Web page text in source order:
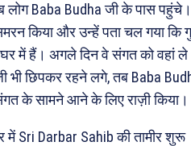
लोग Baba Budha जी के पास पहुंचे।
किया और उन्हें पता चल गया कि
घर में हैं। अगले दिन वे संगत को वहां ले
भी छिपकर रहने लगे, तब Baba
के सामने आने के लिए राज़ी किया।
Sri Darbar Sahib की तामीर शुरू